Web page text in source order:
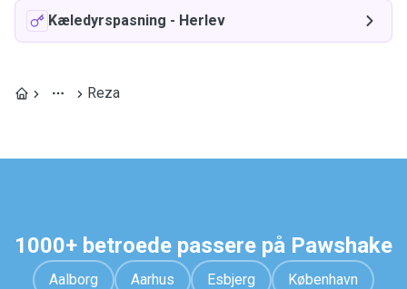
Kæledyrspasning - Herlev
Reza
1000+ betroede passere på Pawshake
Aalborg Aarhus Esbjerg København